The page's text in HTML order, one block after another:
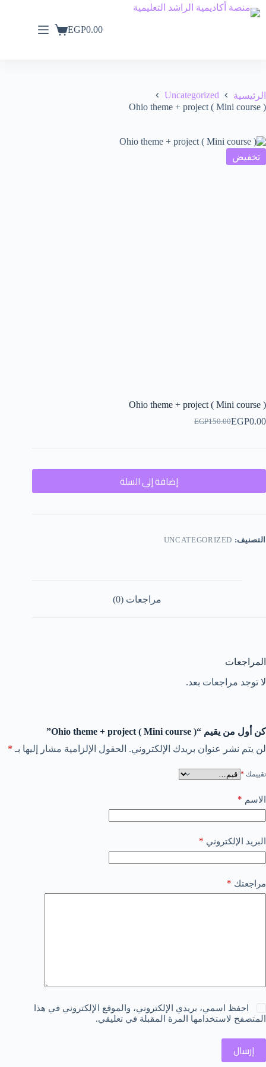
EGP0.00
الرئيسية
Uncategorized
Ohio theme + project ( Mini course )
تخفيض
Ohio theme + project ( Mini course )
EGP150.00EGP0.00
إضافة إلى السلة
التصنيف: UNCATEGORIZED
مراجعات (0)
المراجعات
لا توجد مراجعات بعد.
كن أول من يقيم “Ohio theme + project ( Mini course )”
لن يتم نشر عنوان بريدك الإلكتروني. الحقول الإلزامية مشار إليها بـ *
تقييمك *
الاسم *
البريد الإلكتروني *
مراجعتك *
احفظ اسمي، بريدي الإلكتروني، والموقع الإلكتروني في هذا
المتصفح لاستخدامها المرة المقبلة في تعليقي.
إرسال